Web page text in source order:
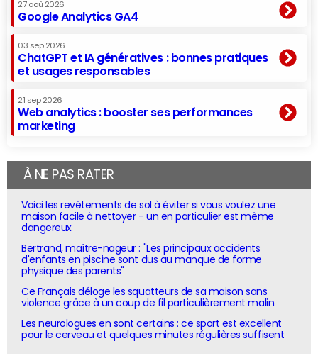
27 aoû 2026
Google Analytics GA4
03 sep 2026
ChatGPT et IA génératives : bonnes pratiques
et usages responsables
21 sep 2026
Web analytics : booster ses performances
marketing
À NE PAS RATER
Voici les revêtements de sol à éviter si vous voulez une
maison facile à nettoyer - un en particulier est même
dangereux
Bertrand, maître-nageur : "Les principaux accidents
d'enfants en piscine sont dus au manque de forme
physique des parents"
Ce Français déloge les squatteurs de sa maison sans
violence grâce à un coup de fil particulièrement malin
Les neurologues en sont certains : ce sport est excellent
pour le cerveau et quelques minutes régulières suffisent